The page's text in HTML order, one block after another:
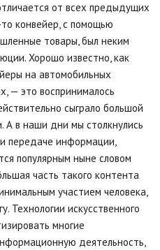
от всех предыдущих
конвейер, с помощью
товары, был неким
Хорошо известно, как
на автомобильных
— это воспринималось
сыграло большой
А в наши дни мы столкнулись
передаче информации,
популярным ныне словом
часть такого контента
участием человека,
Технологии искусственного
многие
деятельность,